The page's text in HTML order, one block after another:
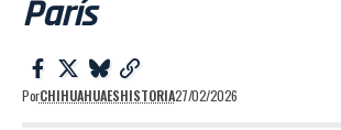
París
PorCHIHUAHUAESHISTORIA27/02/2026